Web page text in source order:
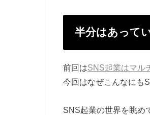
半分はあって
前回はSNS起業はマル
今回はなぜこんなにも
SNS起業の世界を眺め